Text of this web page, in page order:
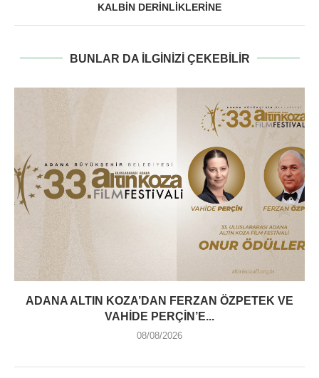
KALBIN DERINLIKLERINE
BUNLAR DA ILGINIZI ÇEKEBILIR
ADANA ALTIN KOZA’DAN FERZAN ÖZPETEK VE
VAHIDE PERÇIN’E...
08/08/2026